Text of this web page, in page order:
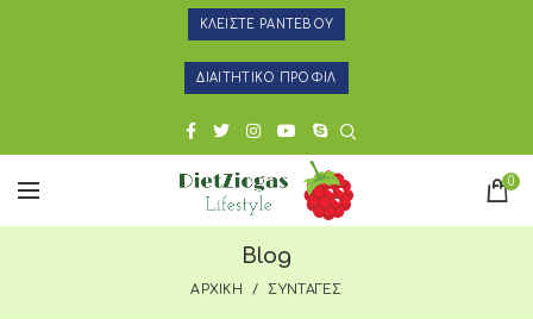
ΚΛΕΙΣΤΕ ΡΑΝΤΕΒΟΥ
ΔΙΑΙΤΗΤΙΚΟ ΠΡΟΦΙΛ
0
Blog
ΑΡΧΙΚΗ ΣΥΝΤΑΓΕΣ